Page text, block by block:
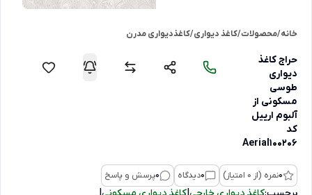
خانه/محصولات/کاغذ دیواری/کاغذدیواری مدرن
حراج کاغذ
دیواری
طوسی
مسکونی از
آلبوم ارییل
کد
Aerial100206
0نمره (از 0 امتیاز) 0دیدگاه 0پرسش و پاسخ